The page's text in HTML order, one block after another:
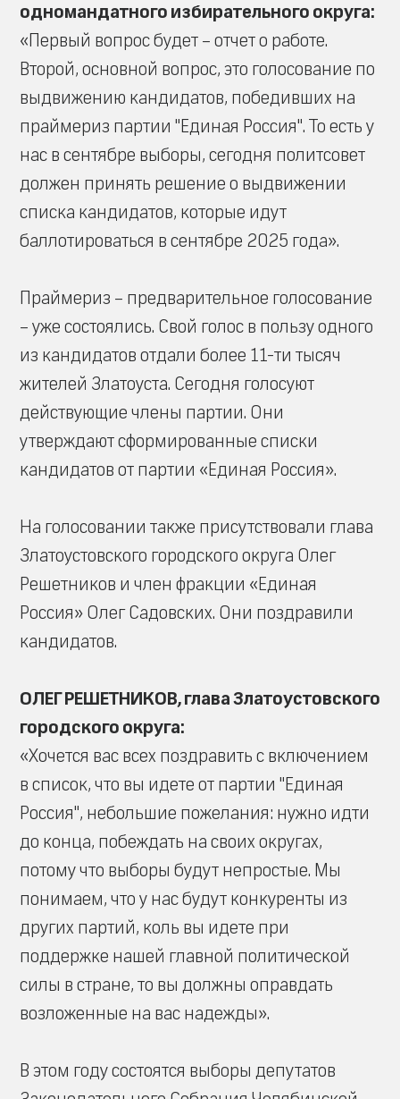
одномандатного избирательного округа:
«Первый вопрос будет – отчет о работе.
Второй, основной вопрос, это голосование по
выдвижению кандидатов, победивших на
праймериз партии "Единая Россия". То есть у
нас в сентябре выборы, сегодня политсовет
должен принять решение о выдвижении
списка кандидатов, которые идут
баллотироваться в сентябре 2025 года».
Праймериз – предварительное голосование
– уже состоялись. Свой голос в пользу одного
из кандидатов отдали более 11-ти тысяч
жителей Златоуста. Сегодня голосуют
действующие члены партии. Они
утверждают сформированные списки
кандидатов от партии «Единая Россия».
На голосовании также присутствовали глава
Златоустовского городского округа Олег
Решетников и член фракции «Единая
Россия» Олег Садовских. Они поздравили
кандидатов.
ОЛЕГ РЕШЕТНИКОВ, глава Златоустовского
городского округа:
«Хочется вас всех поздравить с включением
в список, что вы идете от партии "Единая
Россия", небольшие пожелания: нужно идти
до конца, побеждать на своих округах,
потому что выборы будут непростые. Мы
понимаем, что у нас будут конкуренты из
других партий, коль вы идете при
поддержке нашей главной политической
силы в стране, то вы должны оправдать
возложенные на вас надежды».
В этом году состоятся выборы депутатов